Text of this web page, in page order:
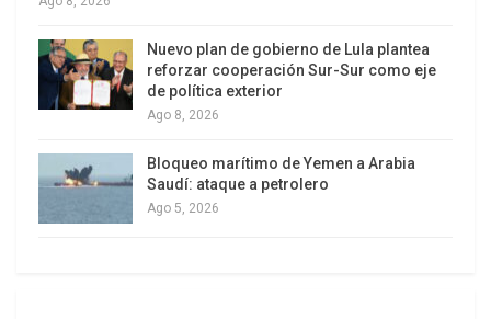
El sur de Florida, incluidos los puertos de Miami y
Fort Lauderdale, fue el punto de origen del 90 por
ciento de los envíos de armas de fuego ilícitas
2023, según la Oficina de las Naciones Unidas
contra la Droga y el Delito.
Nuevo plan de gobierno de Lula plantea
reforzar cooperación Sur-Sur como eje
de política exterior
Ago 8, 2026
Bloqueo marítimo de Yemen a Arabia
Saudí: ataque a petrolero
Ago 5, 2026